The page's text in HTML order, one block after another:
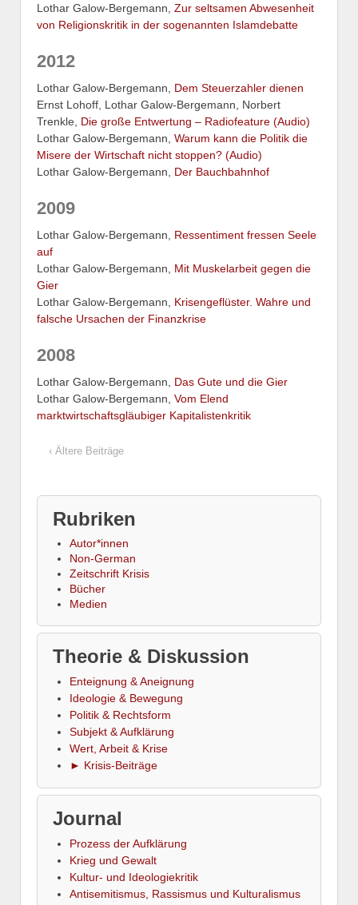
Lothar Galow-Bergemann, Zur seltsamen Abwesenheit
von Religionskritik in der sogenannten Islamdebatte
2012
Lothar Galow-Bergemann, Dem Steuerzahler dienen
Ernst Lohoff, Lothar Galow-Bergemann, Norbert
Trenkle, Die große Entwertung – Radiofeature (Audio)
Lothar Galow-Bergemann, Warum kann die Politik die
Misere der Wirtschaft nicht stoppen? (Audio)
Lothar Galow-Bergemann, Der Bauchbahnhof
2009
Lothar Galow-Bergemann, Ressentiment fressen Seele
auf
Lothar Galow-Bergemann, Mit Muskelarbeit gegen die
Gier
Lothar Galow-Bergemann, Krisengeflüster. Wahre und
falsche Ursachen der Finanzkrise
2008
Lothar Galow-Bergemann, Das Gute und die Gier
Lothar Galow-Bergemann, Vom Elend
marktwirtschaftsgläubiger Kapitalistenkritik
‹ Ältere Beiträge
Rubriken
Autor*innen
Non-German
Zeitschrift Krisis
Bücher
Medien
Theorie & Diskussion
Enteignung & Aneignung
Ideologie & Bewegung
Politik & Rechtsform
Subjekt & Aufklärung
Wert, Arbeit & Krise
► Krisis-Beiträge
Journal
Prozess der Aufklärung
Krieg und Gewalt
Kultur- und Ideologiekritik
Antisemitismus, Rassismus und Kulturalismus